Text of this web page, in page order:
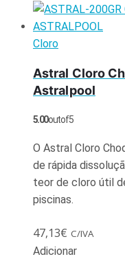
Cloro
Astral Cloro
Astralpool
5.00out of 5
O Astral Cloro
de rápida
teor de cloro útil
piscinas.
47,13€ C/IVA
Adicionar